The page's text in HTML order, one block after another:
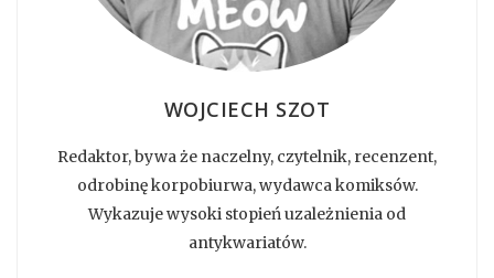
WOJCIECH SZOT
Redaktor, bywa że naczelny, czytelnik, recenzent,
odrobinę korpobiurwa, wydawca komiksów.
Wykazuje wysoki stopień uzależnienia od
antykwariatów.